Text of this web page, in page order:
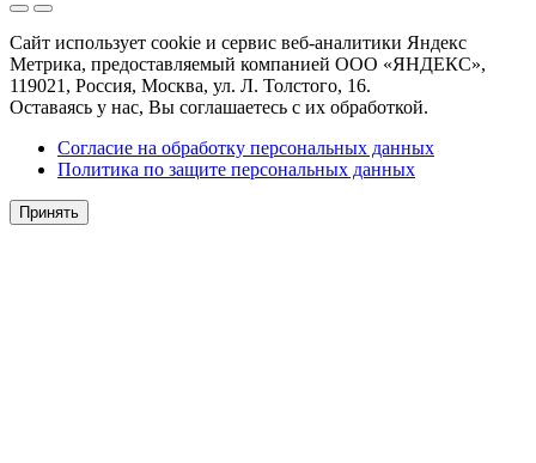
Сайт использует cookie и сервис веб-аналитики Яндекс
Метрика, предоставляемый компанией ООО «ЯНДЕКС»,
119021, Россия, Москва, ул. Л. Толстого, 16.
Оставаясь у нас, Вы соглашаетесь с их обработкой.
Согласие на обработку персональных данных
Политика по защите персональных данных
Принять